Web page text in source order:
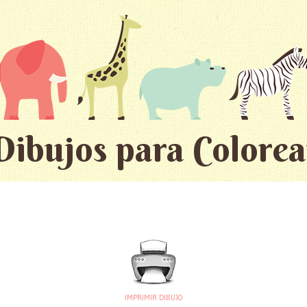
para
IMPRIMIR DIBUJO